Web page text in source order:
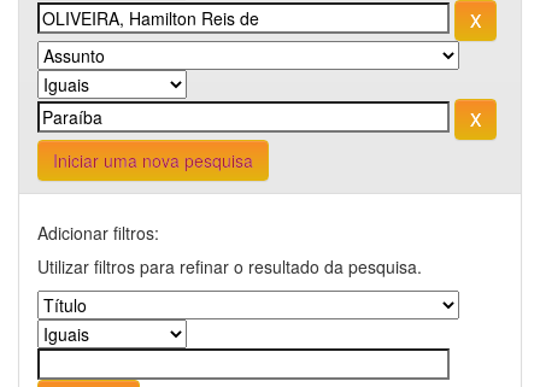
Iniciar uma nova pesquisa
Adicionar filtros:
Utilizar filtros para refinar o resultado da pesquisa.